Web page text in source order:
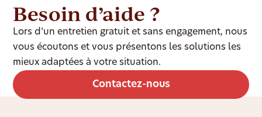
Besoin d’aide ?
Lors d’un entretien gratuit et sans engagement, nous
vous écoutons et vous présentons les solutions les
mieux adaptées à votre situation.
Contactez-nous